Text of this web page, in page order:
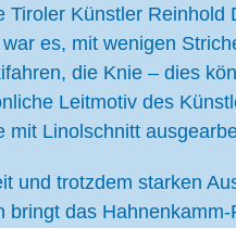
Künstler
es, mit wenigen
die Knie – dies
Leitmotiv des
mit Linolschnitt
und trotzdem starken
das